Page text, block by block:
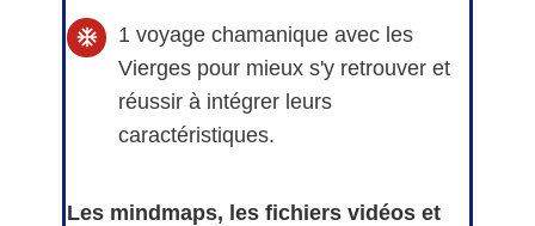
1 voyage chamanique avec les
Vierges pour mieux s'y retrouver et
réussir à intégrer leurs
caractéristiques.
Les mindmaps, les fichiers vidéos et